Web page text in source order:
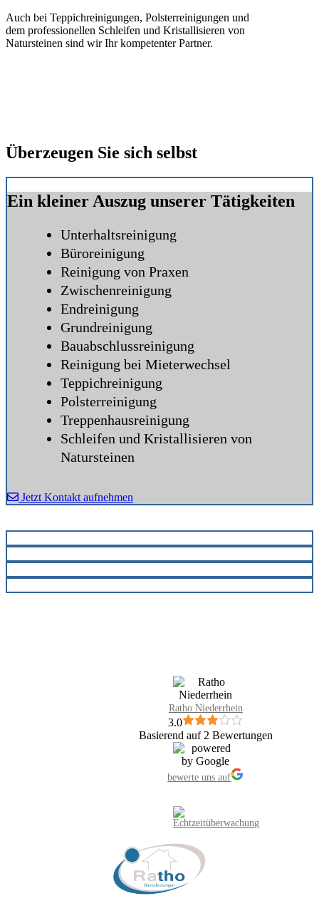
Auch bei Teppichreinigungen, Polsterreinigungen und
dem professionellen Schleifen und Kristallisieren von
Natursteinen sind wir Ihr kompetenter Partner.
Überzeugen Sie sich selbst
Ein kleiner Auszug unserer Tätigkeiten
Unterhaltsreinigung
Büroreinigung
Reinigung von Praxen
Zwischenreinigung
Endreinigung
Grundreinigung
Bauabschlussreinigung
Reinigung bei Mieterwechsel
Teppichreinigung
Polsterreinigung
Treppenhausreinigung
Schleifen und Kristallisieren von
Natursteinen
Jetzt Kontakt aufnehmen
Ratho Niederrhein
3.0
Basierend auf 2 Bewertungen
bewerte uns auf